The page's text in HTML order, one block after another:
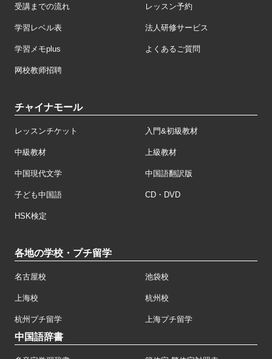
受講までの流れ レッスン予約
学習レベル表 法人研修サービス
学習メモplus よくあるご質問
网校教师招聘
チャイナモール
レッスンチケット 入門&初級教材
中級教材 上級教材
中国現代文学 中国語翻訳版
子ども中国語 CD・DVD
HSK検定
各地の学校・プチ留学
名古屋校 池袋校
上海校 杭州校
杭州プチ留学 上海プチ留学
中国語辞書